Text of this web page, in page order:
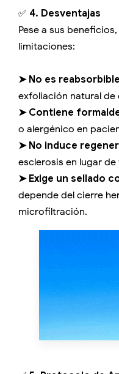
✅ 4. Desventajas
Pese a sus
limitaciones:
➤ No es
exfoliación natural de
➤ Contiene
o alergénico en
➤ No induce
esclerosis en lugar
➤ Exige un sellado
depende del cierre
microfiltración.